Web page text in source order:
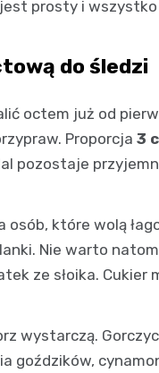
prosty i
do śledzi
octem już od
Proporcja 3
pozostaje
które wolą
Nie warto
ze słoika.
wystarczą.
goździków,